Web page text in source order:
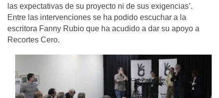
las expectativas de su proyecto ni de sus exigencias’.
Entre las intervenciones se ha podido escuchar a la
escritora Fanny Rubio que ha acudido a dar su apoyo a
Recortes Cero.